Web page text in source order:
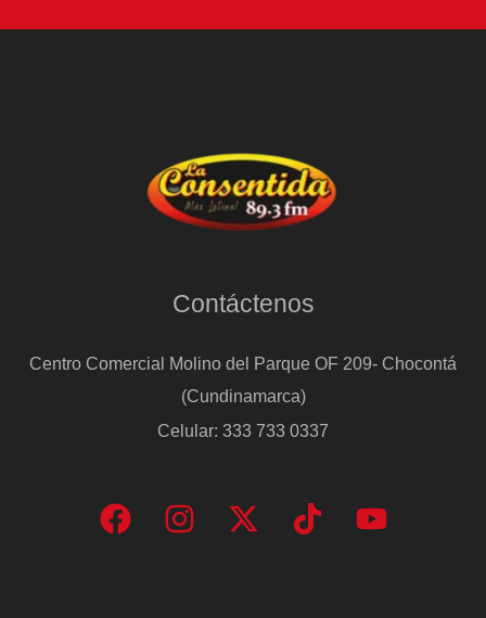
Contáctenos
Centro Comercial Molino del Parque OF 209- Chocontá
(Cundinamarca)
Celular: 333 733 0337